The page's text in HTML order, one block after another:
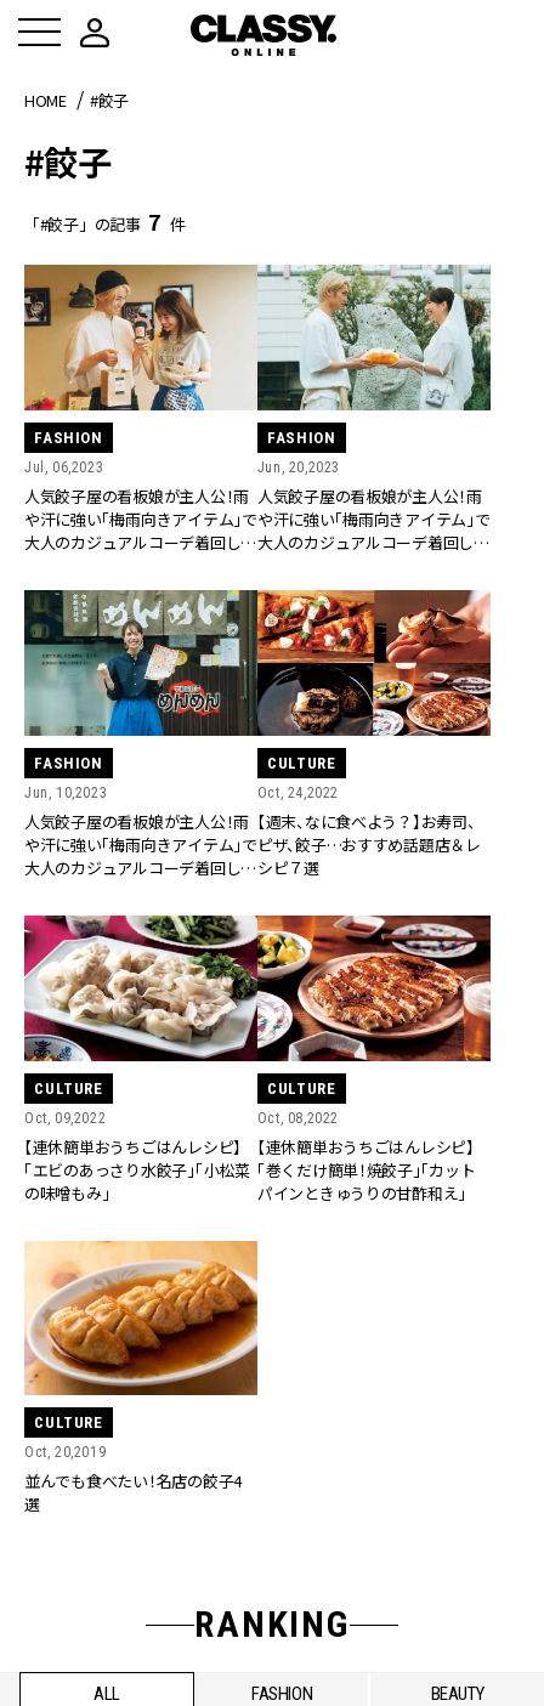
HOME #餃子
#餃子
「#餃子」の記事 7 件
FASHION
Jul, 06,2023
人気餃子屋の看板娘が主人公！雨
や汗に強い「梅雨向きアイテム」で
大人のカジュアルコーデ着回し
FASHION
Jun, 20,2023
人気餃子屋の看板娘が主人公！雨
や汗に強い「梅雨向きアイテム」で
大人のカジュアルコーデ着回し
FASHION
Jun, 10,2023
人気餃子屋の看板娘が主人公！雨
や汗に強い「梅雨向きアイテム」で
大人のカジュアルコーデ着回し
CULTURE
Oct, 24,2022
【週末、なに食べよう？】お寿司、
ピザ、餃子…おすすめ話題店＆レ
シピ７選
CULTURE
Oct, 09,2022
【連休簡単おうちごはんレシピ】
「エビのあっさり水餃子」「小松菜
の味噌もみ」
CULTURE
Oct, 08,2022
【連休簡単おうちごはんレシピ】
「巻くだけ簡単！焼餃子」「カット
パインときゅうりの甘酢和え」
CULTURE
Oct, 20,2019
並んでも食べたい！名店の餃子4
選
RANKING
ALL FASHION BEAUTY